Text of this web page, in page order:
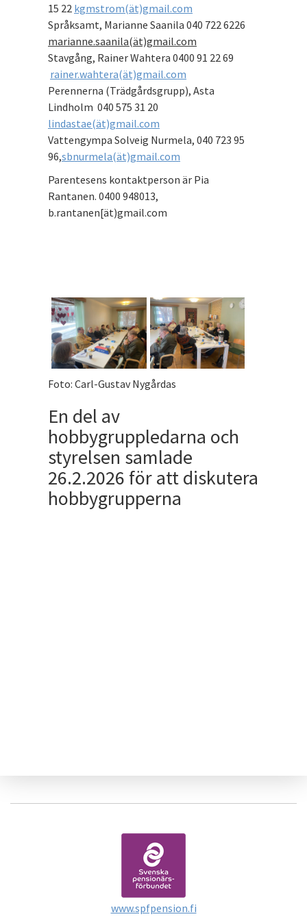
15 22 kgmstrom(ät)gmail.com
Språksamt, Marianne Saanila 040 722 6226
marianne.saanila(ät)gmail.com
Stavgång, Rainer Wahtera 0400 91 22 69
rainer.wahtera(ät)gmail.com
Perennerna (Trädgårdsgrupp), Asta
Lindholm 040 575 31 20
lindastae(ät)gmail.com
Vattengympa Solveig Nurmela, 040 723 95
96,sbnurmela(ät)gmail.com
Parentesens kontaktperson är Pia
Rantanen. 0400 948013,
b.rantanen[ät)gmail.com
Foto: Carl-Gustav Nygårdas
En del av
hobbygruppledarna och
styrelsen samlade
26.2.2026 för att diskutera
hobbygrupperna
www.spfpension.fi